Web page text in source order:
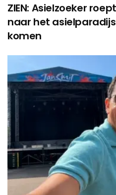
ZIEN: Asielzoeker
naar het
komen